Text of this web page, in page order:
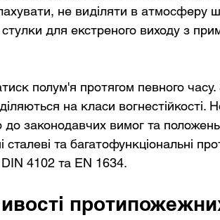
не виділяти в атмосферу
для екстреного виходу з
полум'я протягом певного
на класи вогнестійкості.
до законодавчих вимог та
та багатофункціональні
4102 та EN 1634.